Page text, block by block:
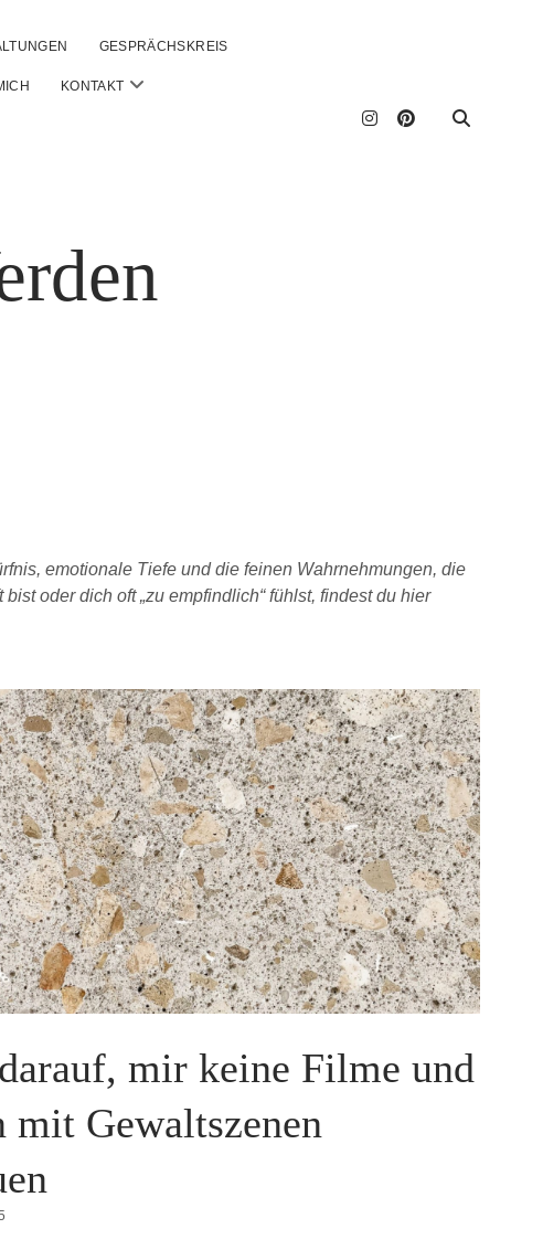
GESPRÄCHSKREIS
KONTAKT open
instagram
pinterest
emotionale Tiefe und die feinen Wahrnehmungen, die
oder dich oft „zu empfindlich“ fühlst, findest du hier
mir keine Filme und
mit Gewaltszenen